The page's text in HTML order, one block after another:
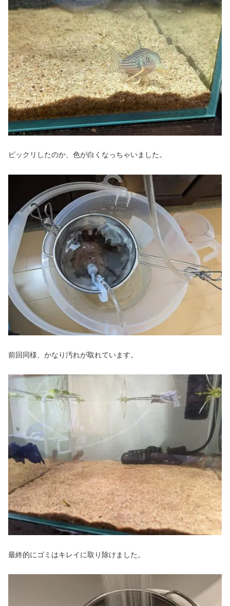
ビックリしたのか、色が白くなっちゃいました。
前回同様、かなり汚れが取れています。
最終的にゴミはキレイに取り除けました。